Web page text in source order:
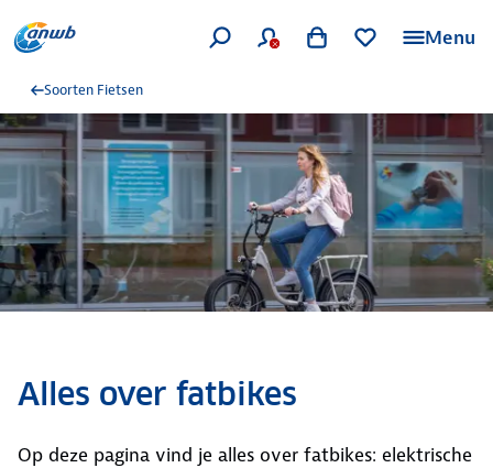
Menu
Soorten Fietsen
Alles over fatbikes
Op deze pagina vind je alles over fatbikes: elektrische